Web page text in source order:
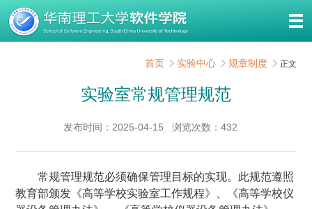
首页 实验中心 规章制度 正文
实验室常规管理规范
发布时间：2025-04-15 浏览次数： 432
常规管理规范必须确保管理目标的实现。此规范遵照
教育部颁发《高等学校实验室工作规程》、《高等学校仪